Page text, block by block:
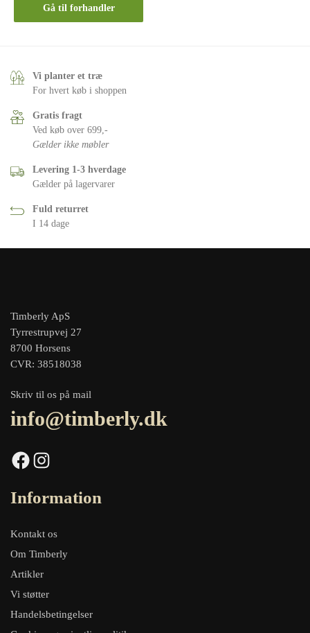
Gå til forhandler
Vi planter et træ
For hvert køb i shoppen
Gratis fragt
Ved køb over 699,-
Gælder ikke møbler
Levering 1-3 hverdage
Gælder på lagervarer
Fuld returret
I 14 dage
Timberly ApS
Tyrrestrupvej 27
8700 Horsens
CVR: 38518038
Skriv til os på mail
info@timberly.dk
Facebook Instagram
Information
Kontakt os
Om Timberly
Artikler
Vi støtter
Handelsbetingelser